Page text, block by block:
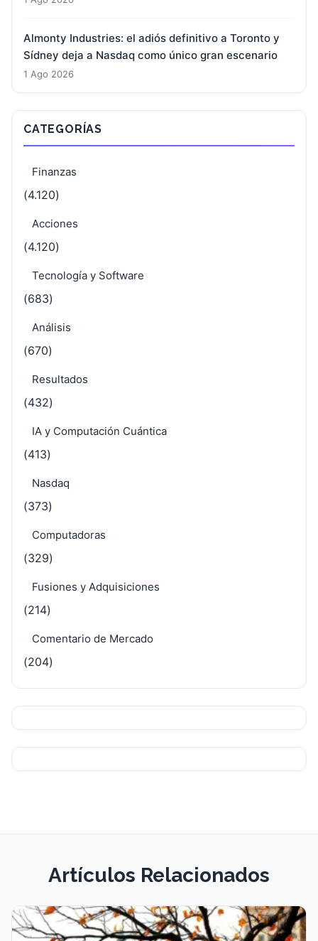
Almonty Industries: el adiós definitivo a Toronto y
Sídney deja a Nasdaq como único gran escenario
1 Ago 2026
CATEGORÍAS
Finanzas
(4.120)
Acciones
(4.120)
Tecnología y Software
(683)
Análisis
(670)
Resultados
(432)
IA y Computación Cuántica
(413)
Nasdaq
(373)
Computadoras
(329)
Fusiones y Adquisiciones
(214)
Comentario de Mercado
(204)
Artículos Relacionados